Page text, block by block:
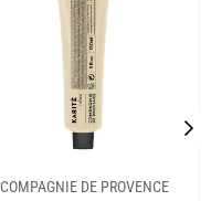
COMPAGNIE DE PROVENCE